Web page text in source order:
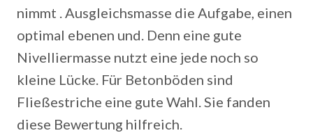
nimmt . Ausgleichsmasse die Aufgabe, einen
optimal ebenen und. Denn eine gute
Nivelliermasse nutzt eine jede noch so
kleine Lücke. Für Betonböden sind
Fließestriche eine gute Wahl. Sie fanden
diese Bewertung hilfreich.